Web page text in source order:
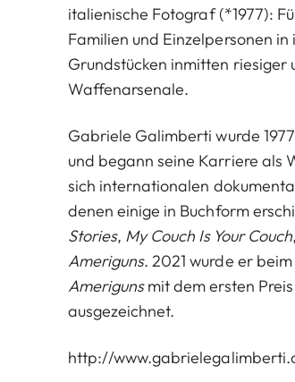
italienische Fotograf (*1977):
Familien und Einzelpersonen
Grundstücken inmitten riesiger
Waffenarsenale.
Gabriele Galimberti wurde
und begann seine Karriere als
sich internationalen
denen einige in Buchform
Stories, My Couch Is Your Couch,
Ameriguns. 2021 wurde er
Amerigunsmit dem ersten
ausgezeichnet.
http://